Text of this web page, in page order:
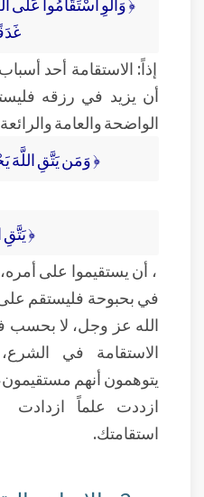
إذاً: الاستقامة أحد
أن يزيد في رزقه
الواضحة والعامة
﴿ وَمَن يَتَّقِ اللَّهَ
﴿ يَتَّقِ
، أن يستقيموا على
في بحبوحة فليستقم
الله عز وجل، لا
الاستقامة في
يتوهمون أنهم
ازددت علماً ازدادت
استقامتك.